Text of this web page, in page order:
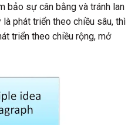
bảo sự cân bằng và tránh lan
phát triển theo chiều sâu, thì
triển theo chiều rộng, mở